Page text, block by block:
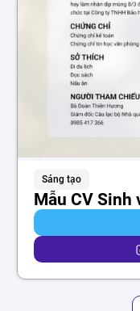
Sáng tạo
Mẫu CV Sinh